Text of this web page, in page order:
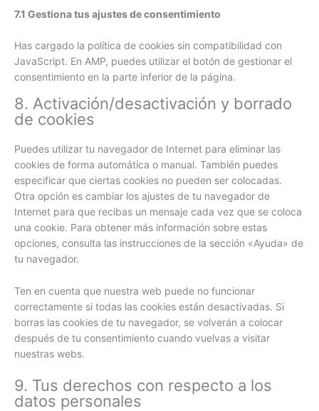
7.1 Gestiona tus ajustes de consentimiento
Has cargado la política de cookies sin compatibilidad con
JavaScript. En AMP, puedes utilizar el botón de gestionar el
consentimiento en la parte inferior de la página.
8. Activación/desactivación y borrado
de cookies
Puedes utilizar tu navegador de Internet para eliminar las
cookies de forma automática o manual. También puedes
especificar que ciertas cookies no pueden ser colocadas.
Otra opción es cambiar los ajustes de tu navegador de
Internet para que recibas un mensaje cada vez que se coloca
una cookie. Para obtener más información sobre estas
opciones, consulta las instrucciones de la sección «Ayuda» de
tu navegador.
Ten en cuenta que nuestra web puede no funcionar
correctamente si todas las cookies están desactivadas. Si
borras las cookies de tu navegador, se volverán a colocar
después de tu consentimiento cuando vuelvas a visitar
nuestras webs.
9. Tus derechos con respecto a los
datos personales